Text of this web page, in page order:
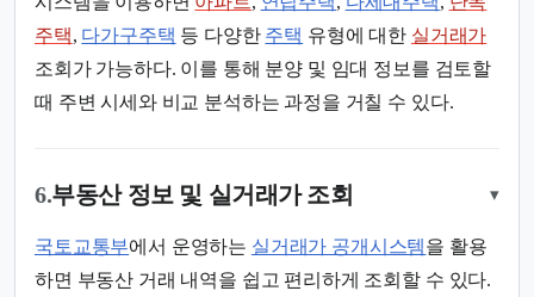
주택, 다가구주택 등 다양한 주택 유형에 대한 실거래가
조회가 가능하다. 이를 통해 분양 및 임대 정보를 검토할
때 주변 시세와 비교 분석하는 과정을 거칠 수 있다.
6.부동산 정보 및 실거래가 조회 ▾
국토교통부에서 운영하는 실거래가 공개시스템을 활용
하면 부동산 거래 내역을 쉽고 편리하게 조회할 수 있다.